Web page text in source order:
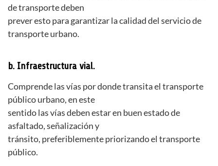
de transporte deben
prever esto para garantizar la calidad del servicio de
transporte urbano.
b. Infraestructura vial.
Comprende las vías por donde transita el transporte
público urbano, en este
sentido las vías deben estar en buen estado de
asfaltado, señalización y
tránsito, preferiblemente priorizando el transporte
público.